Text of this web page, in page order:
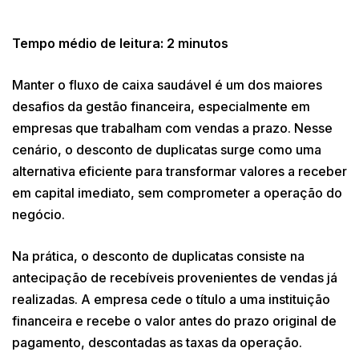
Tempo médio de leitura: 2 minutos
Manter o fluxo de caixa saudável é um dos maiores
desafios da gestão financeira, especialmente em
empresas que trabalham com vendas a prazo. Nesse
cenário, o desconto de duplicatas surge como uma
alternativa eficiente para transformar valores a receber
em capital imediato, sem comprometer a operação do
negócio.
Na prática, o desconto de duplicatas consiste na
antecipação de recebíveis provenientes de vendas já
realizadas. A empresa cede o título a uma instituição
financeira e recebe o valor antes do prazo original de
pagamento, descontadas as taxas da operação.